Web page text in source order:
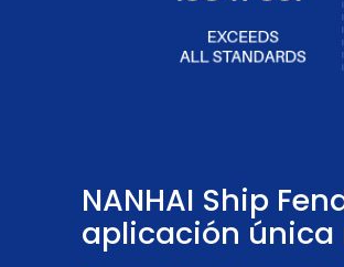
NANHAI Ship
aplicación única